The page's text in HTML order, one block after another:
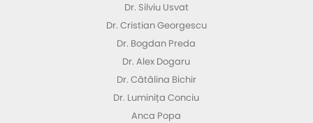
Dr. Silviu Usvat
Dr. Cristian Georgescu
Dr. Bogdan Preda
Dr. Alex Dogaru
Dr. Cătălina Bichir
Dr. Luminița Conciu
Anca Popa